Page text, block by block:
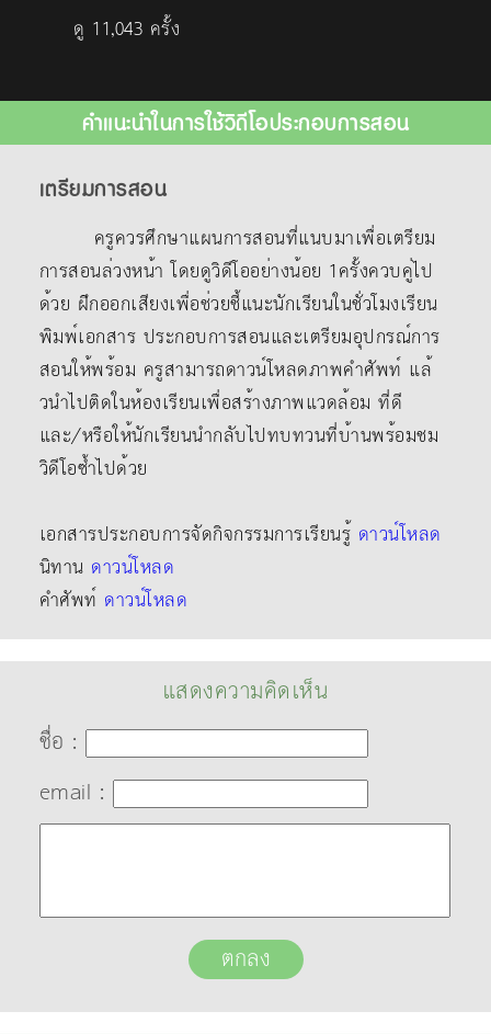
ดู 11,043 ครั้ง
คำแนะนำในการใช้วิดีโอประกอบการสอน
เตรียมการสอน
ครูควรศึกษาแผนการสอนที่แนบมาเพื่อเตรียม
การสอนล่วงหน้า โดยดูวิดีโออย่างน้อย 1ครั้งควบคู่ไป
ด้วย ฝึกออกเสียงเพื่อช่วยชี้แนะนักเรียนในชั่วโมงเรียน
พิมพ์เอกสาร ประกอบการสอนและเตรียมอุปกรณ์การ
สอนให้พร้อม ครูสามารถดาวน์โหลดภาพคําศัพท์ แล้
วนําไปติดในห้องเรียนเพื่อสร้างภาพแวดล้อม ที่ดี
และ/หรือให้นักเรียนนํากลับไปทบทวนที่บ้านพร้อมชม
วิดีโอซ้ำไปด้วย
เอกสารประกอบการจัดกิจกรรมการเรียนรู้ ดาวน์โหลด
นิทาน ดาวน์โหลด
คำศัพท์ ดาวน์โหลด
แสดงความคิดเห็น
ชื่อ :
email :